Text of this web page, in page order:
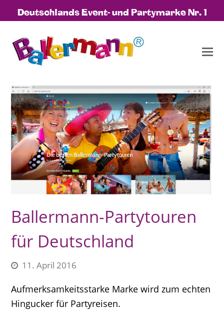
Deutschlands Event- und Partymarke Nr. 1
Ballermann-Partytouren
für Deutschland
11. April 2016
Aufmerksamkeitsstarke Marke wird zum echten
Hingucker für Partyreisen.